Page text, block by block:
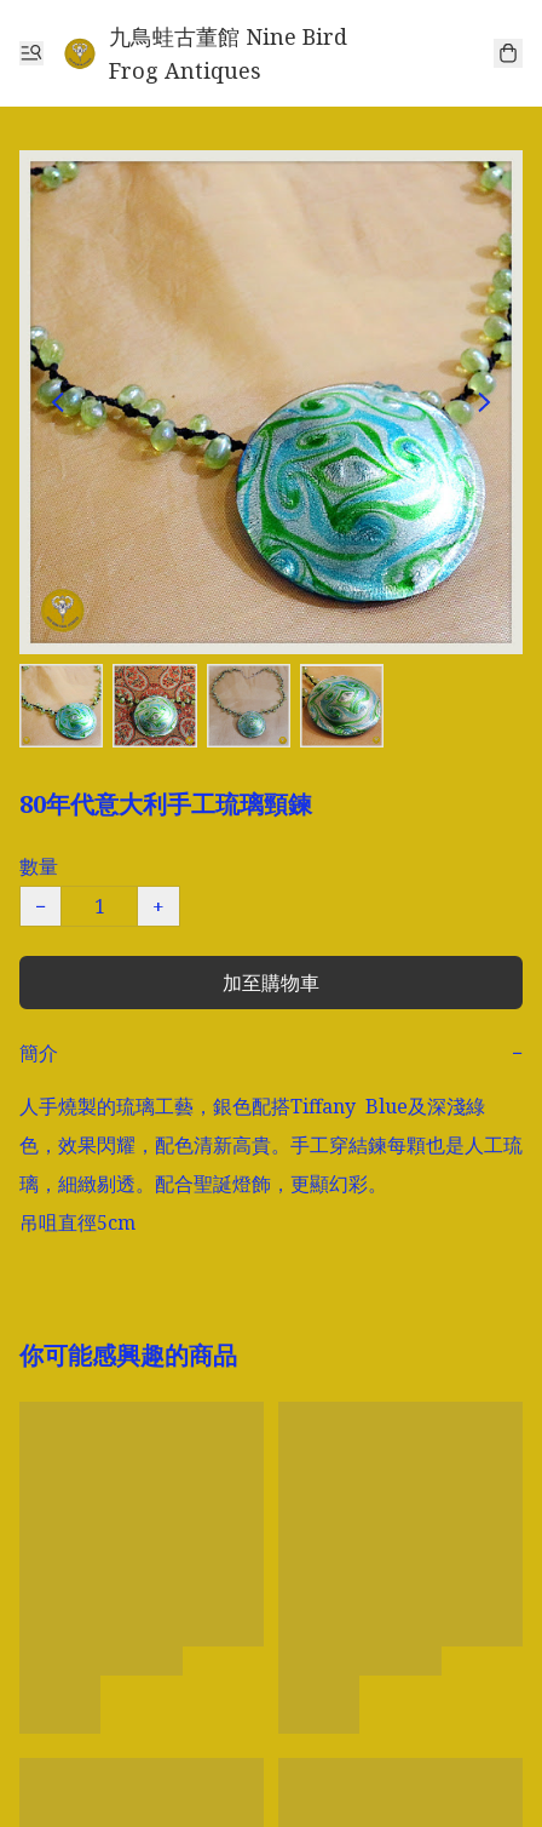
九鳥蛙古董館 Nine Bird
Frog Antiques
80年代意大利手工琉璃頸鍊
數量
−
+
加至購物車
簡介
−
人手燒製的琉璃工藝，銀色配搭Tiffany  Blue及深淺綠
色，效果閃耀，配色清新高貴。手工穿結鍊每顆也是人工琉
璃，細緻剔透。配合聖誕燈飾，更顯幻彩。
吊咀直徑5cm
你可能感興趣的商品